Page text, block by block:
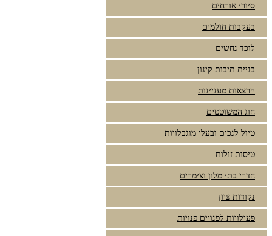
סיורי אורחים
בעקבות חולמים
לוכד נחשים
בניית תיבות קינון
הרצאות מעניינות
חוג המשוטטים
טיול לנכים ובעלי מוגבלויות
טיסות זולות
חדרי בתי מלון וצימרים
נקודות ציון
פעילויות לפנויים פנויות